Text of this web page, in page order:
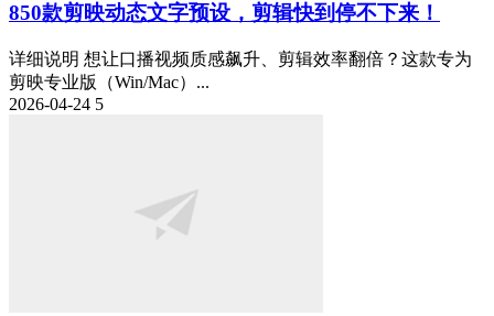
850款剪映动态文字预设，剪辑快到停不下来！
详细说明 想让口播视频质感飙升、剪辑效率翻倍？这款专为
剪映专业版（Win/Mac）...
2026-04-24 5